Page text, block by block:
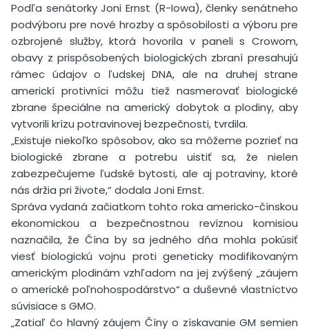
Podľa senátorky Joni Ernst (R-Iowa), členky senátneho
podvýboru pre nové hrozby a spôsobilosti a výboru pre
ozbrojené služby, ktorá hovorila v paneli s Crowom,
obavy z prispôsobených biologických zbraní presahujú
rámec údajov o ľudskej DNA, ale na druhej strane
americkí protivníci môžu tiež nasmerovať biologické
zbrane špeciálne na americký dobytok a plodiny, aby
vytvorili krízu potravinovej bezpečnosti, tvrdila.
„Existuje niekoľko spôsobov, ako sa môžeme pozrieť na
biologické zbrane a potrebu uistiť sa, že nielen
zabezpečujeme ľudské bytosti, ale aj potraviny, ktoré
nás držia pri živote,“ dodala Joni Ernst.
Správa vydaná začiatkom tohto roka americko-čínskou
ekonomickou a bezpečnostnou revíznou komisiou
naznačila, že Čína by sa jedného dňa mohla pokúsiť
viesť biologickú vojnu proti geneticky modifikovaným
americkým plodinám vzhľadom na jej zvýšený „záujem
o americké poľnohospodárstvo“ a duševné vlastníctvo
súvisiace s GMO.
„Zatiaľ čo hlavný záujem Číny o získavanie GM semien